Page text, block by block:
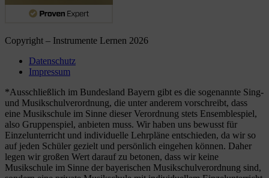
Copyright – Instrumente Lernen 2026
Datenschutz
Impressum
*Ausschließlich im Bundesland Bayern gibt es die sogenannte Sing-
und Musikschulverordnung, die unter anderem vorschreibt, dass
eine Musikschule im Sinne dieser Verordnung stets Ensemblespiel,
also Gruppenspiel, anbieten muss. Wir haben uns bewusst für
Einzelunterricht und individuelle Lehrpläne entschieden, da wir so
auf jeden Schüler gezielt und persönlich eingehen können. Daher
legen wir großen Wert darauf zu betonen, dass wir keine
Musikschule im Sinne der bayerischen Musikschulverordnung sind,